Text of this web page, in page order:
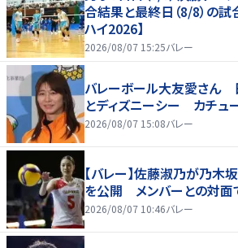
合結果と最終日（8/8）の試
ハイ2026】
2026/08/07 15:25バレー
バレーボール大友愛さん
とディズニーシー カチュ
2026/08/07 15:08バレー
【バレー】佐藤淑乃が乃
を公開 メンバーとの対面
2026/08/07 10:46バレー